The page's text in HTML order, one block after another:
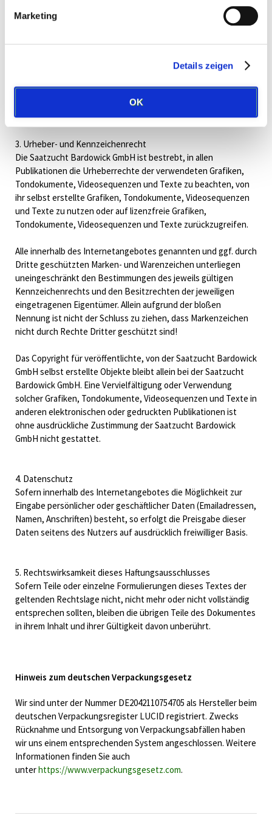
Marketing
Details zeigen
OK
Saatzucht Bardowick GmbH eingerichteten Gästebücher,
aus der Nutzung oder Nichtnutzung solcherart dargebotener
auf welche verwiesen wurde, nicht derjenige, der über Links
auf die jeweilige Veröffentlichung lediglich verweist.
3. Urheber- und Kennzeichenrecht
Die Saatzucht Bardowick GmbH ist bestrebt, in allen
Publikationen die Urheberrechte der verwendeten Grafiken,
Tondokumente, Videosequenzen und Texte zu beachten, von
ihr selbst erstellte Grafiken, Tondokumente, Videosequenzen
und Texte zu nutzen oder auf lizenzfreie Grafiken,
Tondokumente, Videosequenzen und Texte zurückzugreifen.
Alle innerhalb des Internetangebotes genannten und ggf. durch
Dritte geschützten Marken- und Warenzeichen unterliegen
uneingeschränkt den Bestimmungen des jeweils gültigen
Kennzeichenrechts und den Besitzrechten der jeweiligen
eingetragenen Eigentümer. Allein aufgrund der bloßen
Nennung ist nicht der Schluss zu ziehen, dass Markenzeichen
nicht durch Rechte Dritter geschützt sind!
Das Copyright für veröffentlichte, von der Saatzucht Bardowick
GmbH selbst erstellte Objekte bleibt allein bei der Saatzucht
Bardowick GmbH. Eine Vervielfältigung oder Verwendung
solcher Grafiken, Tondokumente, Videosequenzen und Texte in
anderen elektronischen oder gedruckten Publikationen ist
ohne ausdrückliche Zustimmung der Saatzucht Bardowick
GmbH nicht gestattet.
4. Datenschutz
Sofern innerhalb des Internetangebotes die Möglichkeit zur
Eingabe persönlicher oder geschäftlicher Daten (Emailadressen,
Namen, Anschriften) besteht, so erfolgt die Preisgabe dieser
Daten seitens des Nutzers auf ausdrücklich freiwilliger Basis.
5. Rechtswirksamkeit dieses Haftungsausschlusses
Sofern Teile oder einzelne Formulierungen dieses Textes der
geltenden Rechtslage nicht, nicht mehr oder nicht vollständig
entsprechen sollten, bleiben die übrigen Teile des Dokumentes
in ihrem Inhalt und ihrer Gültigkeit davon unberührt.
Hinweis zum deutschen Verpackungs­gesetz
Wir sind unter der Nummer DE2042110754705 als Hersteller beim
deutschen Verpackungs­register LUCID registriert. Zwecks
Rücknahme und Entsorgung von Verpackungs­abfällen haben
wir uns einem entsprechenden System angeschlossen. Weitere
Informationen finden Sie auch
unterhttps://www.verpackungsgesetz.com.